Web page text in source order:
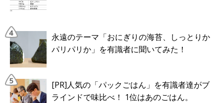
永遠のテーマ「おにぎりの海苔、しっとりか
パリパリか」を有識者に聞いてみた！
[PR]人気の「パックごはん」を有識者達がブ
ラインドで味比べ！ 1位はあのごはん。